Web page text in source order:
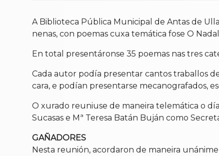
A Biblioteca Pública Municipal de Antas de
nenas, con poemas cuxa temática fose O
En total presentáronse 35 poemas nas tres
Cada autor podía presentar cantos traballos
cara, e podían presentarse mecanografados,
O xurado reuniuse de maneira telemática o
Sucasas e Mª Teresa Batán Buján como
GAÑADORES
Nesta reunión, acordaron de maneira